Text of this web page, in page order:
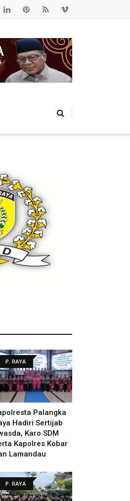
P. RAYA
Palangka
Hadiri Sertijab
Karo SDM
Kapolres Kobar
Lamandau
P. RAYA